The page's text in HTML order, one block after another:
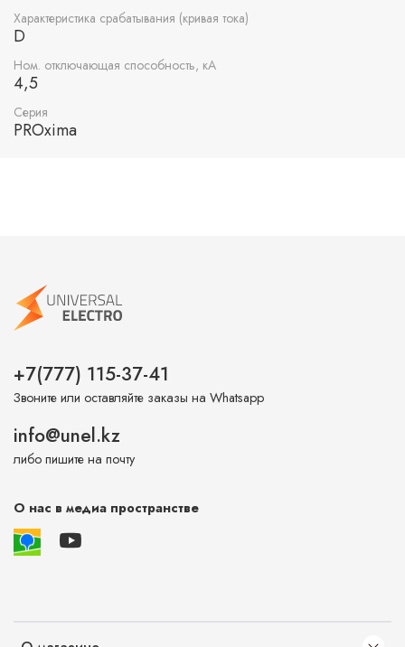
Характеристика срабатывания (кривая тока)
D
Ном. отключающая способность, кА
4,5
Серия
PROxima
+7(777) 115-37-41
Звоните или оставляйте заказы на Whatsapp
info@unel.kz
либо пишите на почту
О нас в медиа пространстве